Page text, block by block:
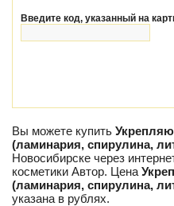
Введите код, указанный на
Вы можете купить
(ламинария, спирулина,
Новосибирске через
косметики Автор. Цена
(ламинария, спирулина,
указана в рублях.